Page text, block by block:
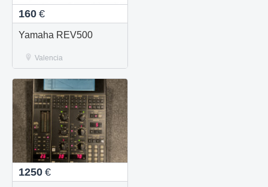
160 €
Yamaha REV500
Valencia
1250 €